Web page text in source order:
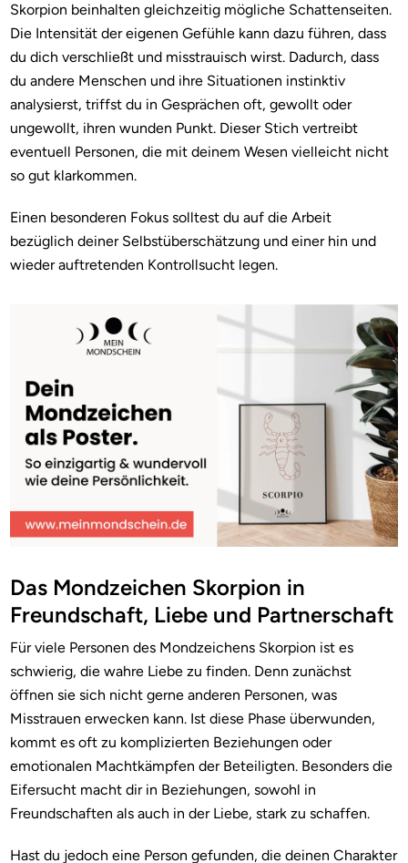
Skorpion beinhalten gleichzeitig mögliche Schattenseiten.
Die Intensität der eigenen Gefühle kann dazu führen, dass
du dich verschließt und misstrauisch wirst. Dadurch, dass
du andere Menschen und ihre Situationen instinktiv
analysierst, triffst du in Gesprächen oft, gewollt oder
ungewollt, ihren wunden Punkt. Dieser Stich vertreibt
eventuell Personen, die mit deinem Wesen vielleicht nicht
so gut klarkommen.
Einen besonderen Fokus solltest du auf die Arbeit
bezüglich deiner Selbstüberschätzung und einer hin und
wieder auftretenden Kontrollsucht legen.
Das Mondzeichen Skorpion in
Freundschaft, Liebe und Partnerschaft
Für viele Personen des Mondzeichens Skorpion ist es
schwierig, die wahre Liebe zu finden. Denn zunächst
öffnen sie sich nicht gerne anderen Personen, was
Misstrauen erwecken kann. Ist diese Phase überwunden,
kommt es oft zu komplizierten Beziehungen oder
emotionalen Machtkämpfen der Beteiligten. Besonders die
Eifersucht macht dir in Beziehungen, sowohl in
Freundschaften als auch in der Liebe, stark zu schaffen.
Hast du jedoch eine Person gefunden, die deinen Charakter